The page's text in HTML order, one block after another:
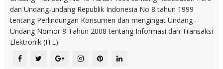
dan Undang-undang Republik Indonesia No 8 tahun 1999
tentang Perlindungan Konsumen dan mengingat Undang –
Undang Nomor 8 Tahun 2008 tentang Informasi dan Transaksi
Elektronik (ITE).